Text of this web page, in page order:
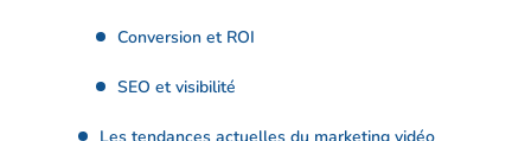
Conversion et ROI
SEO et visibilité
Les tendances actuelles du marketing vidéo